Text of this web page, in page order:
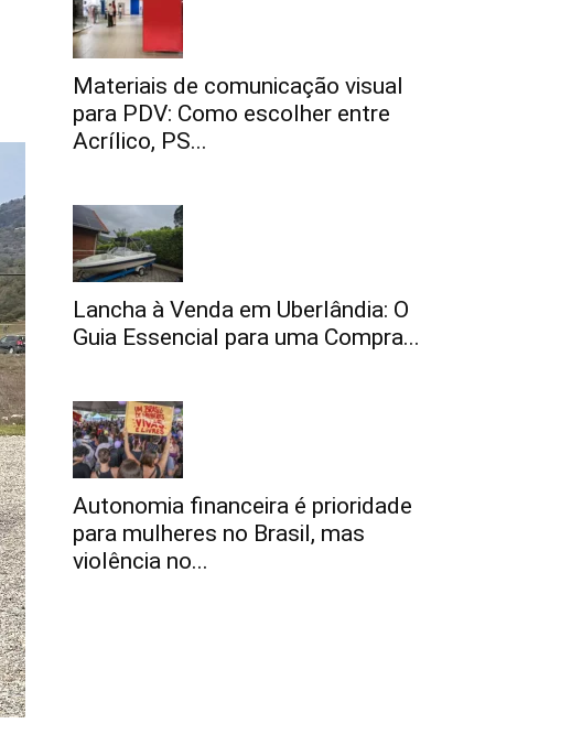
Materiais de comunicação visual
para PDV: Como escolher entre
Acrílico, PS...
Lancha à Venda em Uberlândia: O
Guia Essencial para uma Compra...
Autonomia financeira é prioridade
para mulheres no Brasil, mas
violência no...